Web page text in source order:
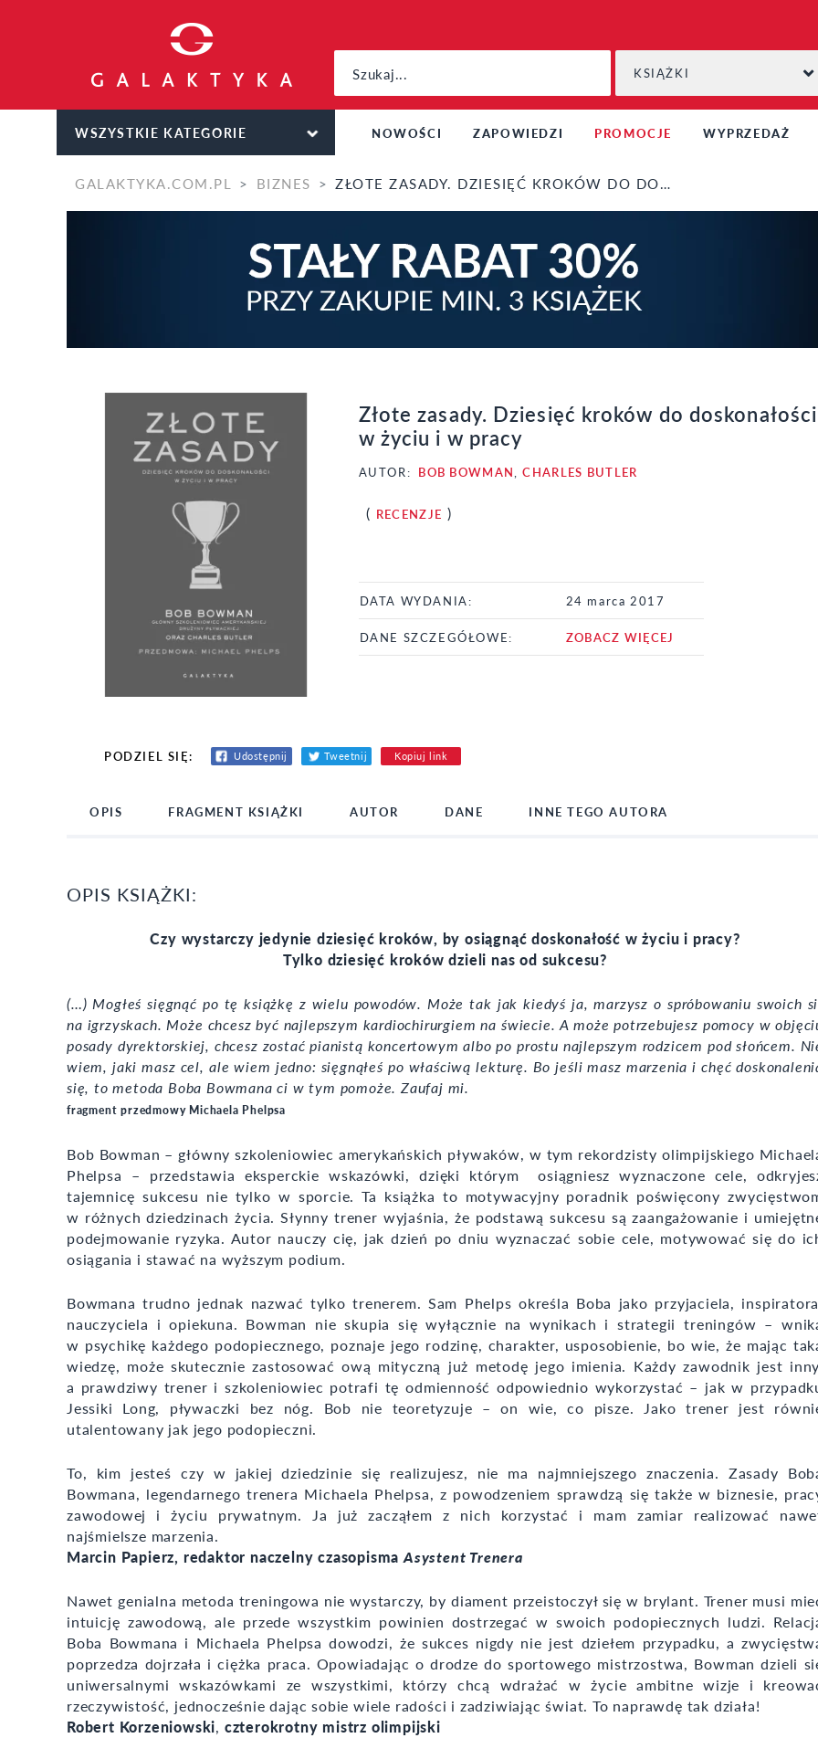
KSIĄŻKI
WSZYSTKIE KATEGORIE NOWOŚCI ZAPOWIEDZI PROMOCJE WYPRZEDAŻ
GALAKTYKA.COM.PL BIZNES ZŁOTE ZASADY. DZIESIĘĆ KROKÓW DO DOSKONAŁOŚCI W ŻYCIU I W PRACY
Złote zasady. Dziesięć kroków do doskonałości
w życiu i w pracy
AUTOR: BOB BOWMAN ,CHARLES BUTLER
( RECENZJE )
DATA WYDANIA: 24 marca 2017
DANE SZCZEGÓŁOWE: ZOBACZ WIĘCEJ
PODZIEL SIĘ: Udostępnij Tweetnij Kopiuj link
OPIS FRAGMENT KSIĄŻKI AUTOR DANE INNE TEGO AUTORA
OPIS KSIĄŻKI:
Czy wystarczy jedynie dziesięć kroków, by osiągnąć doskonałość w życiu i pracy?
Tylko dziesięć kroków dzieli nas od sukcesu?
(…) Mogłeś sięgnąć po tę książkę z wielu powodów. Może tak jak kiedyś ja, marzysz o spróbowaniu swoich
na igrzyskach. Może chcesz być najlepszym kardiochirurgiem na świecie. A może potrzebujesz pomocy w
posady dyrektorskiej, chcesz zostać pianistą koncertowym albo po prostu najlepszym rodzicem pod słońcem.
wiem, jaki masz cel, ale wiem jedno: sięgnąłeś po właściwą lekturę. Bo jeśli masz marzenia i chęć
się, to metoda Boba Bowmana ci w tym pomoże. Zaufaj mi.
fragment przedmowy Michaela Phelpsa
Bob Bowman – główny szkoleniowiec amerykańskich pływaków, w tym rekordzisty olimpijskiego
Phelpsa – przedstawia eksperckie wskazówki, dzięki którym osiągniesz wyznaczone cele,
tajemnicę sukcesu nie tylko w sporcie. Ta książka to motywacyjny poradnik poświęcony
w różnych dziedzinach życia. Słynny trener wyjaśnia, że podstawą sukcesu są zaangażowanie i
podejmowanie ryzyka. Autor nauczy cię, jak dzień po dniu wyznaczać sobie cele, motywować się do
osiągania i stawać na wyższym podium.
Bowmana trudno jednak nazwać tylko trenerem. Sam Phelps określa Boba jako przyjaciela,
nauczyciela i opiekuna. Bowman nie skupia się wyłącznie na wynikach i strategii treningów –
w psychikę każdego podopiecznego, poznaje jego rodzinę, charakter, usposobienie, bo wie, że mając
wiedzę, może skutecznie zastosować ową mityczną już metodę jego imienia. Każdy zawodnik jest
a prawdziwy trener i szkoleniowiec potrafi tę odmienność odpowiednio wykorzystać – jak w
Jessiki Long, pływaczki bez nóg. Bob nie teoretyzuje – on wie, co pisze. Jako trener jest
utalentowany jak jego podopieczni.
To, kim jesteś czy w jakiej dziedzinie się realizujesz, nie ma najmniejszego znaczenia. Zasady
Bowmana, legendarnego trenera Michaela Phelpsa, z powodzeniem sprawdzą się także w biznesie,
zawodowej i życiu prywatnym. Ja już zacząłem z nich korzystać i mam zamiar realizować
najśmielsze marzenia.
Marcin Papierz, redaktor naczelny czasopismaAsystent Trenera
Nawet genialna metoda treningowa nie wystarczy, by diament przeistoczył się w brylant. Trener musi
intuicję zawodową, ale przede wszystkim powinien dostrzegać w swoich podopiecznych ludzi.
Boba Bowmana i Michaela Phelpsa dowodzi, że sukces nigdy nie jest dziełem przypadku, a
poprzedza dojrzała i ciężka praca. Opowiadając o drodze do sportowego mistrzostwa, Bowman dzieli
uniwersalnymi wskazówkami ze wszystkimi, którzy chcą wdrażać w życie ambitne wizje i
rzeczywistość, jednocześnie dając sobie wiele radości i zadziwiając świat. To naprawdę tak działa!
Robert Korzeniowski, czterokrotny mistrz olimpijski